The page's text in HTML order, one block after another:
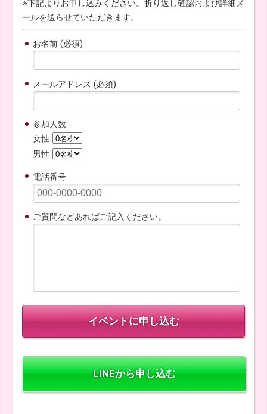
※下記よりお申し込みください。折り返し確認および詳細メ
ールを送らせていただきます。
お名前 (必須)
メールアドレス (必須)
参加人数
女性
男性
電話番号
ご質問などあればご記入ください。
LINEから申し込む